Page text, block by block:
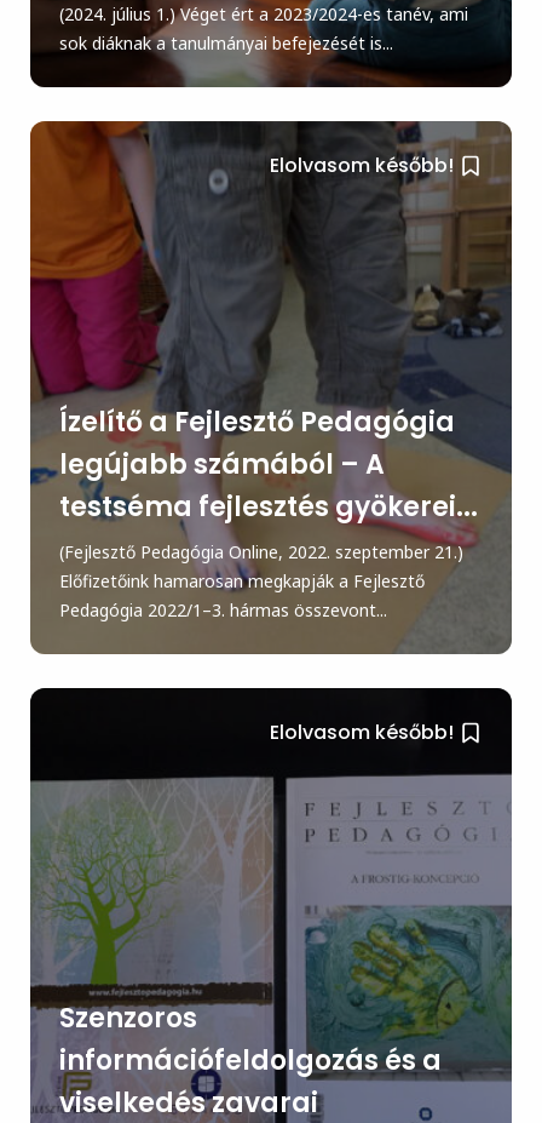
(2024. július 1.) Véget ért a 2023/2024-es tanév, ami
sok diáknak a tanulmányai befejezését is...
Elolvasom később!
Ízelítő a Fejlesztő Pedagógia
legújabb számából – A
testséma fejlesztés gyökerei...
(Fejlesztő Pedagógia Online, 2022. szeptember 21.)
Előfizetőink hamarosan megkapják a Fejlesztő
Pedagógia 2022/1–3. hármas összevont...
Elolvasom később!
Szenzoros
információfeldolgozás és a
viselkedés zavarai